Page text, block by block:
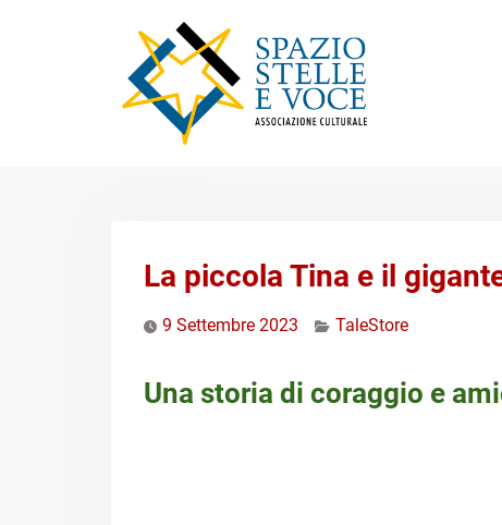
La piccola Tina e il
9 Settembre 2023 TaleStore
Una storia di coraggio e